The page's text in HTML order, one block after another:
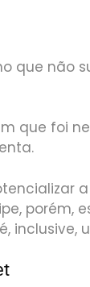
que não
que foi
porém,
é, inclusive,